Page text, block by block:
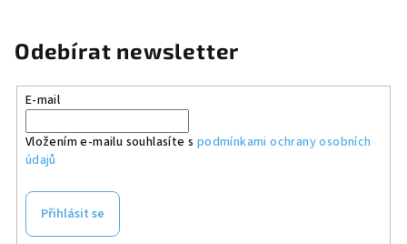
Odebírat newsletter
E-mail
Vložením e-mailu souhlasíte s podmínkami ochrany osobních
údajů
Přihlásit se